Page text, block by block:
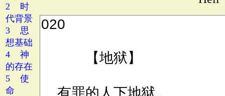
2 时
代背景
3 思
想基础
4 神
的存在
5 使
命